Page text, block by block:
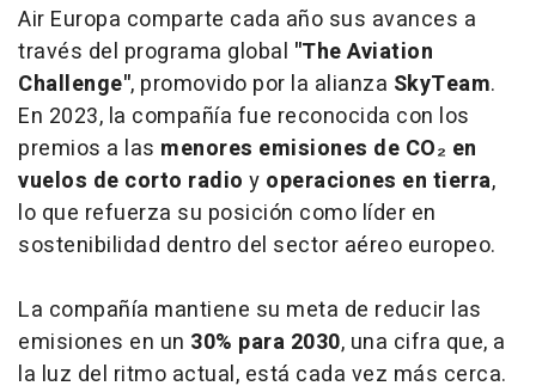
Air Europa comparte cada año sus avances a
través del programa global "The Aviation
Challenge", promovido por la alianza SkyTeam.
En 2023, la compañía fue reconocida con los
premios a las menores emisiones de CO₂ en
vuelos de corto radio y operaciones en tierra,
lo que refuerza su posición como líder en
sostenibilidad dentro del sector aéreo europeo.
La compañía mantiene su meta de reducir las
emisiones en un 30% para 2030, una cifra que, a
la luz del ritmo actual, está cada vez más cerca.